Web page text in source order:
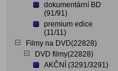
dokumentární BD
(91/91)
premium edice
(11/11)
Filmy na DVD(22828)
DVD filmy(22828)
AKČNÍ (3291/3291)